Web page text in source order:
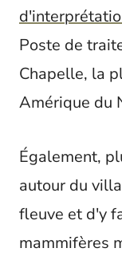
Poste de
Chapelle, la
Amérique du
Également,
autour du
fleuve et d'y
mammifères